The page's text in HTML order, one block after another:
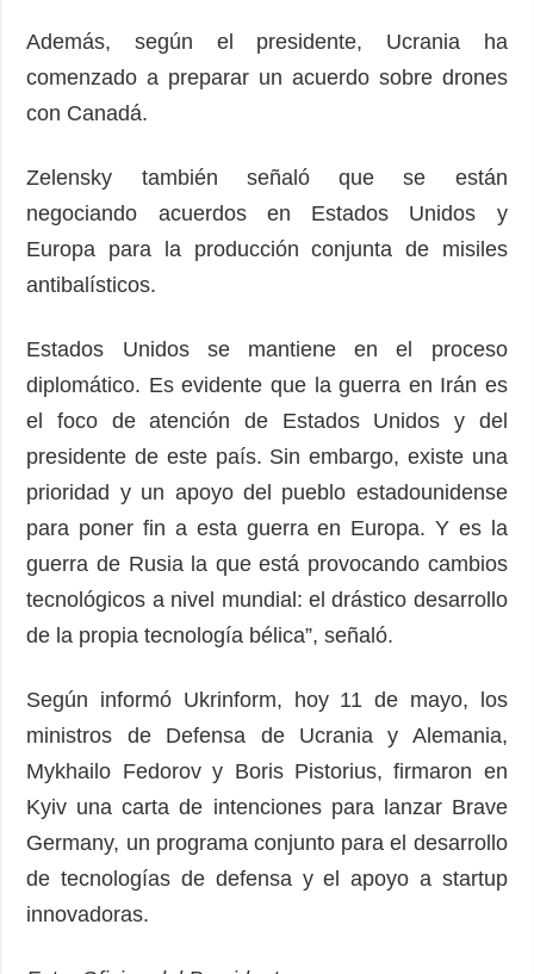
Además, según el presidente, Ucrania ha
comenzado a preparar un acuerdo sobre drones
con Canadá.
Zelensky también señaló que se están
negociando acuerdos en Estados Unidos y
Europa para la producción conjunta de misiles
antibalísticos.
Estados Unidos se mantiene en el proceso
diplomático. Es evidente que la guerra en Irán es
el foco de atención de Estados Unidos y del
presidente de este país. Sin embargo, existe una
prioridad y un apoyo del pueblo estadounidense
para poner fin a esta guerra en Europa. Y es la
guerra de Rusia la que está provocando cambios
tecnológicos a nivel mundial: el drástico desarrollo
de la propia tecnología bélica”, señaló.
Según informó Ukrinform, hoy 11 de mayo, los
ministros de Defensa de Ucrania y Alemania,
Mykhailo Fedorov y Boris Pistorius, firmaron en
Kyiv una carta de intenciones para lanzar Brave
Germany, un programa conjunto para el desarrollo
de tecnologías de defensa y el apoyo a startup
innovadoras.